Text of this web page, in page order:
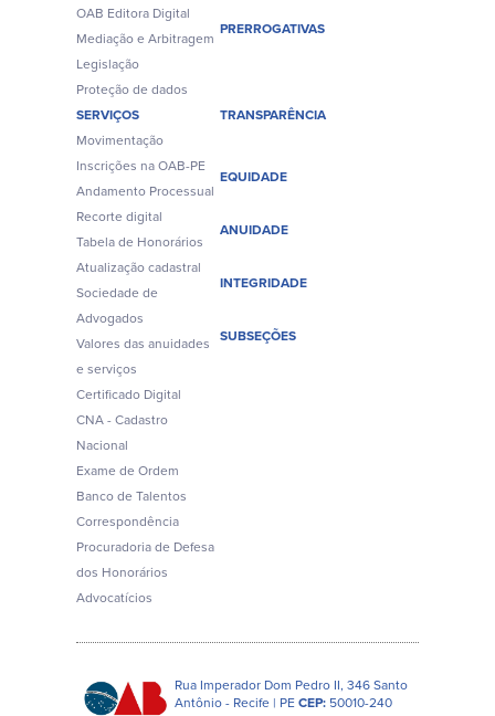
OAB Editora Digital
Mediação e Arbitragem
Legislação
Proteção de dados
PRERROGATIVAS
SERVIÇOS
Movimentação
Inscrições na OAB-PE
Andamento Processual
Recorte digital
Tabela de Honorários
Atualização cadastral
Sociedade de
Advogados
Valores das anuidades
e serviços
Certificado Digital
CNA - Cadastro
Nacional
Exame de Ordem
Banco de Talentos
Correspondência
Procuradoria de Defesa
dos Honorários
Advocatícios
TRANSPARÊNCIA
EQUIDADE
ANUIDADE
INTEGRIDADE
SUBSEÇÕES
Rua Imperador Dom Pedro II, 346 Santo
Antônio - Recife | PECEP:50010-240